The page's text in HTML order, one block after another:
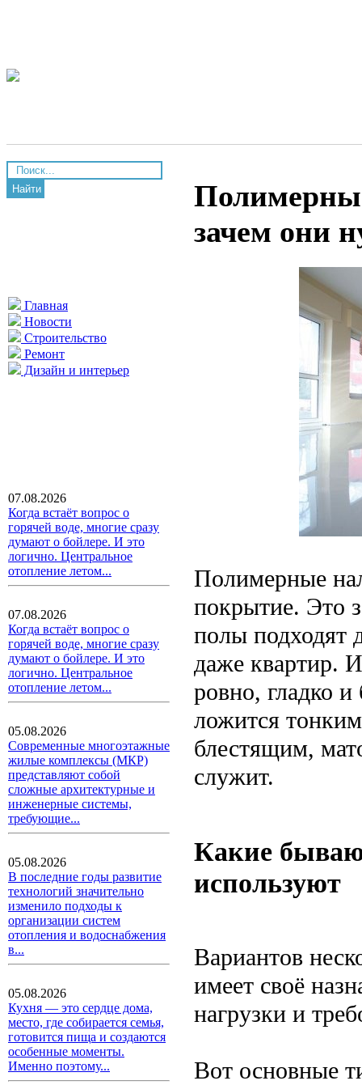
Найти
Главная
Новости
Строительство
Ремонт
Дизайн и интерьер
07.08.2026
Когда встаёт вопрос о
горячей воде, многие сразу
думают о бойлере. И это
логично. Центральное
отопление летом...
07.08.2026
Когда встаёт вопрос о
горячей воде, многие сразу
думают о бойлере. И это
логично. Центральное
отопление летом...
05.08.2026
Современные многоэтажные
жилые комплексы (МКР)
представляют собой
сложные архитектурные и
инженерные системы,
требующие...
05.08.2026
В последние годы развитие
технологий значительно
изменило подходы к
организации систем
отопления и водоснабжения
в...
05.08.2026
Кухня — это сердце дома,
место, где собирается семья,
готовится пища и создаются
особенные моменты.
Именно поэтому...
зачем они
Полимерные
покрытие. Это
полы подходят
даже квартир.
ровно, гладко
ложится
блестящим,
служит.
Какие
используют
Вариантов
имеет своё
нагрузки и
Вот основные